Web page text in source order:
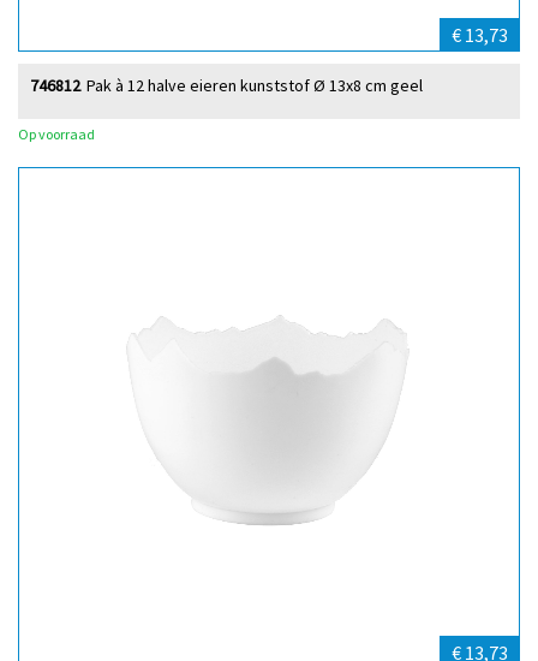
€ 13,73
Pak à 12 halve eieren kunststof Ø 13x8 cm geel
746812
Op voorraad
€ 13,73